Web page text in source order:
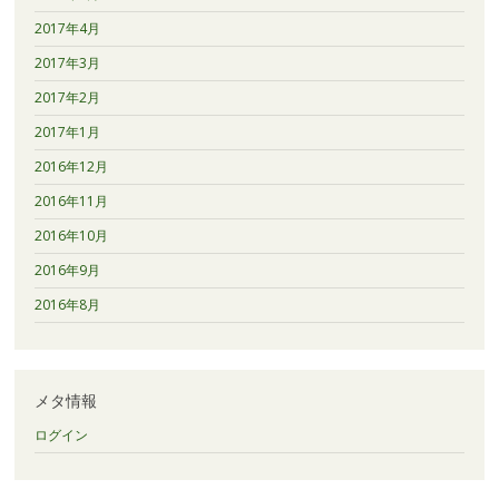
2017年4月
2017年3月
2017年2月
2017年1月
2016年12月
2016年11月
2016年10月
2016年9月
2016年8月
メタ情報
ログイン